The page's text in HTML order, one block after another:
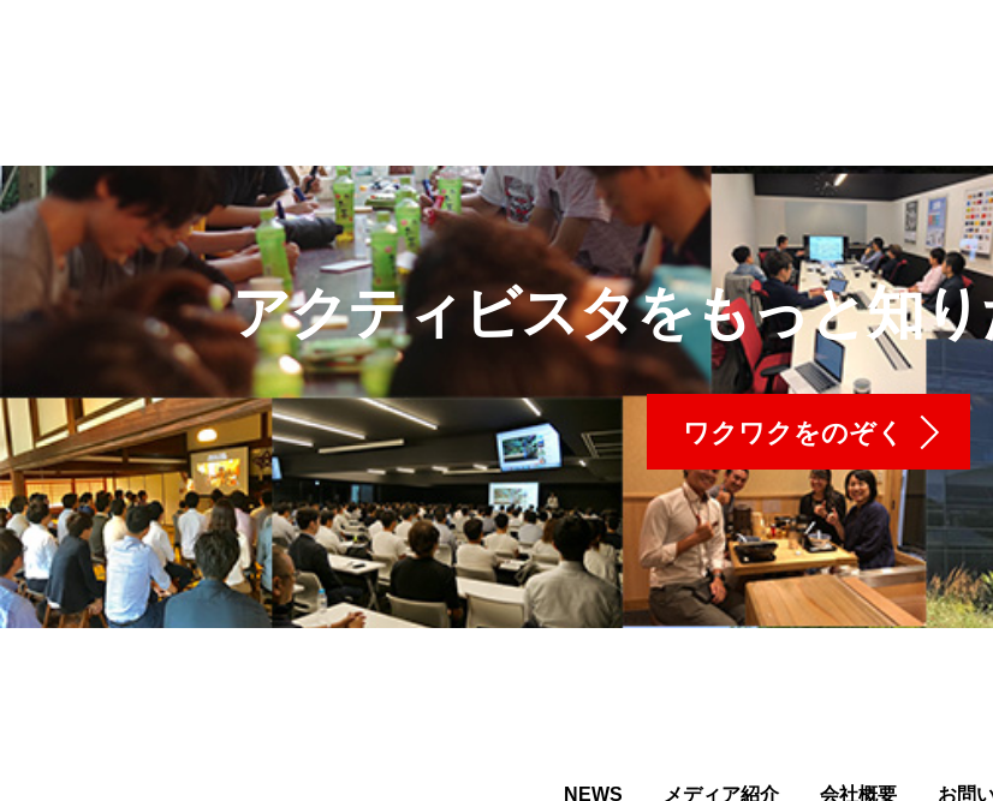
アクティビスタをもっと知
ワクワクをのぞく
NEWS メディア紹介 会社概要 お問